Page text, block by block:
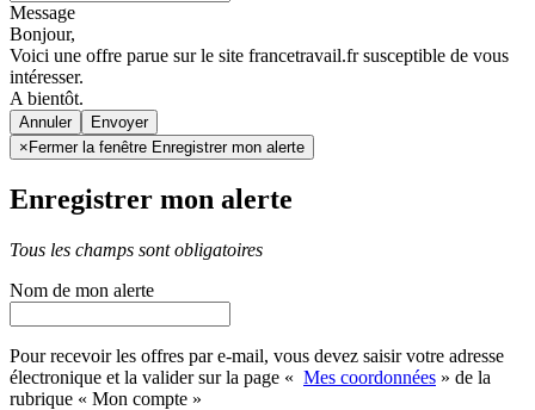
Message
Bonjour,
Voici une offre parue sur le site francetravail.fr susceptible de vous
intéresser.
A bientôt.
Annuler
× Fermer la fenêtre Enregistrer mon alerte
Enregistrer mon alerte
Tous les champs sont obligatoires
Nom de mon alerte
Pour recevoir les offres par e-mail, vous devez saisir votre adresse
électronique et la valider sur la page « Mes coordonnées » de la
rubrique « Mon compte »